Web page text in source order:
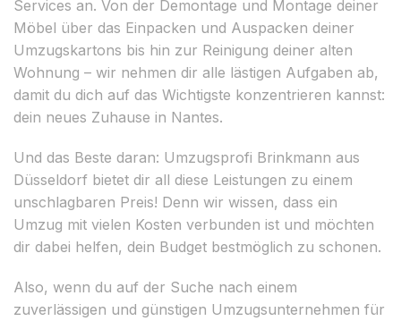
Services an. Von der Demontage und Montage deiner
Möbel über das Einpacken und Auspacken deiner
Umzugskartons bis hin zur Reinigung deiner alten
Wohnung – wir nehmen dir alle lästigen Aufgaben ab,
damit du dich auf das Wichtigste konzentrieren kannst:
dein neues Zuhause in Nantes.
Und das Beste daran: Umzugsprofi Brinkmann aus
Düsseldorf bietet dir all diese Leistungen zu einem
unschlagbaren Preis! Denn wir wissen, dass ein
Umzug mit vielen Kosten verbunden ist und möchten
dir dabei helfen, dein Budget bestmöglich zu schonen.
Also, wenn du auf der Suche nach einem
zuverlässigen und günstigen Umzugsunternehmen für